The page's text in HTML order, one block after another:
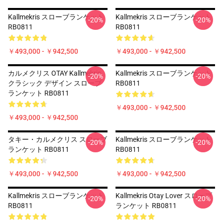
Kallmekris スローブランケット
RB0811
￥493,000 - ￥942,500
-20%
Kallmekris スローブランケット
RB0811
￥493,000 - ￥942,500
-20%
カルメクリス OTAY Kallmekris
クラシック デザイン スローブ
ランケット RB0811
￥493,000 - ￥942,500
-20%
Kallmekris スローブランケット
RB0811
￥493,000 - ￥942,500
-20%
タキー・カルメクリス スローブ
ランケット RB0811
￥493,000 - ￥942,500
-20%
Kallmekris スローブランケット
RB0811
￥493,000 - ￥942,500
-20%
Kallmekris スローブランケット
RB0811
-20%
Kallmekris Otay Lover スローブ
ランケット RB0811
-20%